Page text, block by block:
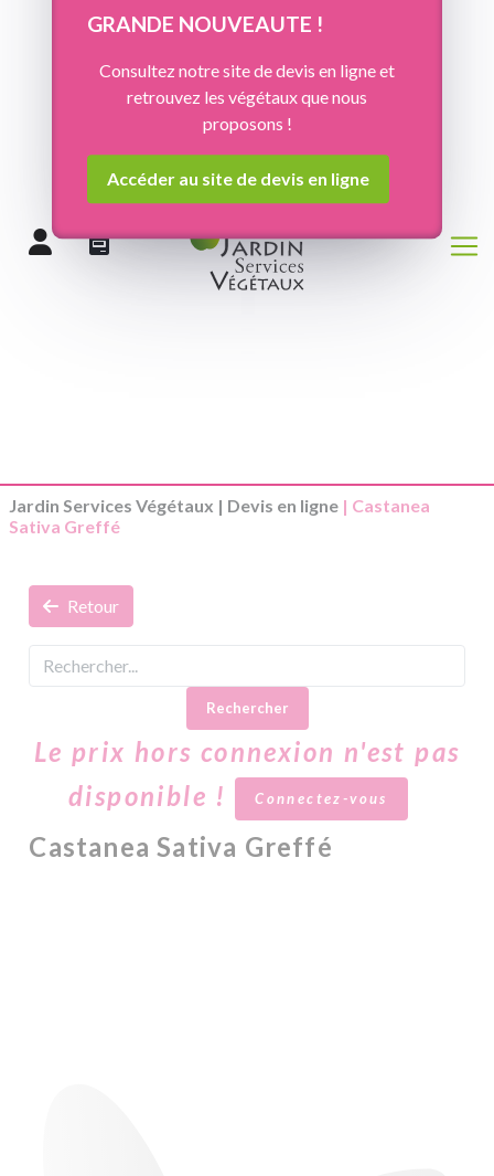
GRANDE NOUVEAUTE !
Consultez notre site de devis en ligne et
retrouvez les végétaux que nous
proposons !
Accéder au site de devis en ligne
Jardin Services Végétaux | Devis en ligne | Castanea
Sativa Greffé
Retour
Rechercher
Le prix hors connexion n'est pas
disponible !
Connectez-vous
Castanea Sativa Greffé
Panneau de gestion des cookies